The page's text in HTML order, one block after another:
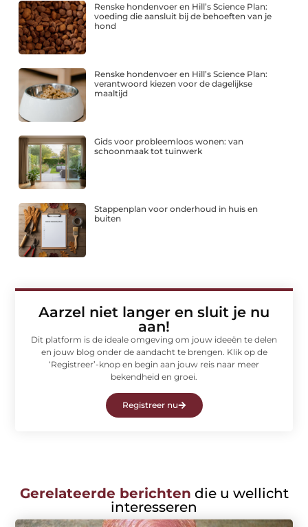
Renske hondenvoer en Hill’s Science Plan:
voeding die aansluit bij de behoeften van je
hond
Renske hondenvoer en Hill’s Science Plan:
verantwoord kiezen voor de dagelijkse
maaltijd
Gids voor probleemloos wonen: van
schoonmaak tot tuinwerk
Stappenplan voor onderhoud in huis en
buiten
Aarzel niet langer en sluit je nu
aan!
Dit platform is de ideale omgeving om jouw ideeën te delen
en jouw blog onder de aandacht te brengen. Klik op de
‘Registreer’-knop en begin aan jouw reis naar meer
bekendheid en groei.
Registreer nu
Gerelateerde berichten die u wellicht
interesseren